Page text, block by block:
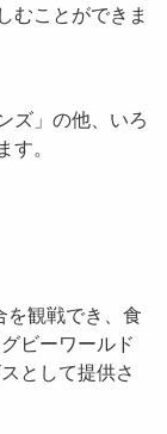
むことができま
」 の他、いろ
。
を観戦でき、食
ビーワールド
として提供さ